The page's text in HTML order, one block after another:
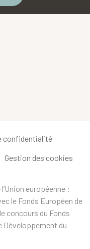
confidentialité
Gestion des cookies
européenne :
le Fonds Européen de
concours du Fonds
Développement du